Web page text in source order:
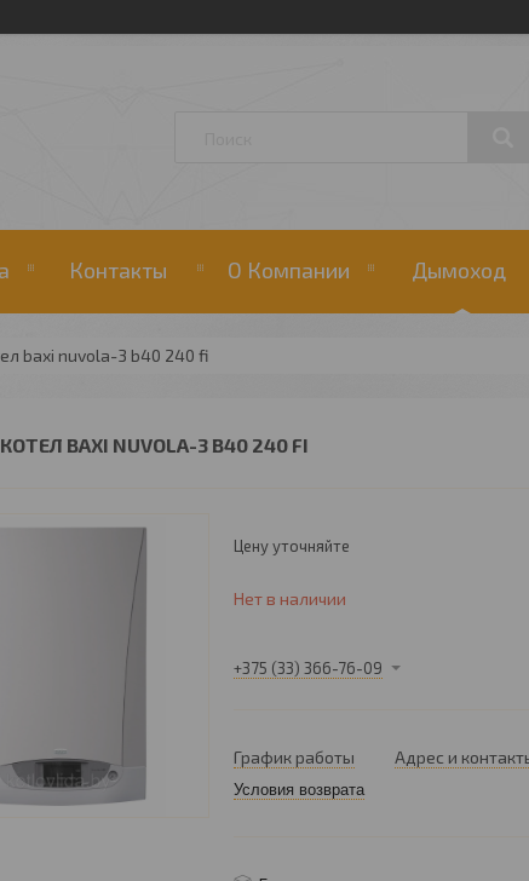
Контакты О Компании Дымоход
baxi nuvola-3 b40 240 fi
BAXI NUVOLA-3 B40 240 FI
Цену уточняйте
Нет в наличии
+375 (33) 366-76-09
График работы Адрес и
Условия возврата